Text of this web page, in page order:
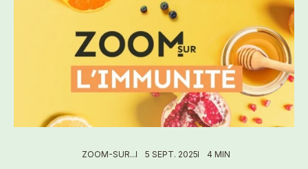
ZOOM-SUR... 5 SEPT. 2025 4 MIN